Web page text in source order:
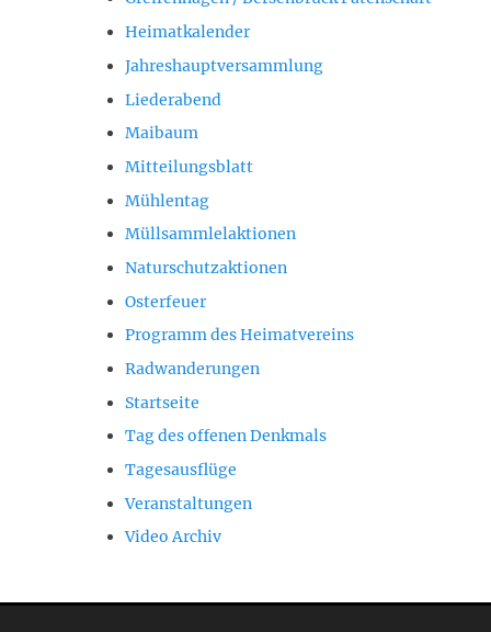
Heimatkalender
Jahreshauptversammlung
Liederabend
Maibaum
Mitteilungsblatt
Mühlentag
Müllsammlelaktionen
Naturschutzaktionen
Osterfeuer
Programm des Heimatvereins
Radwanderungen
Startseite
Tag des offenen Denkmals
Tagesausflüge
Veranstaltungen
Video Archiv